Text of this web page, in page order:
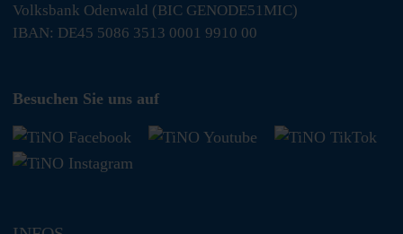
Volksbank Odenwald (BIC GENODE51MIC)
IBAN: DE45 5086 3513 0001 9910 00
Besuchen Sie uns auf